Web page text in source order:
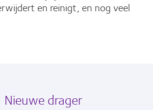
en reinigt, en nog veel
Nieuwe drager